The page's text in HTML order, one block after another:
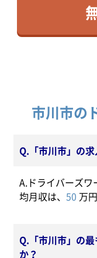
市川市の
Q.「市川市」の
A.ドライバーズ
均月収は、 50 万
Q.「市川市」の
か？